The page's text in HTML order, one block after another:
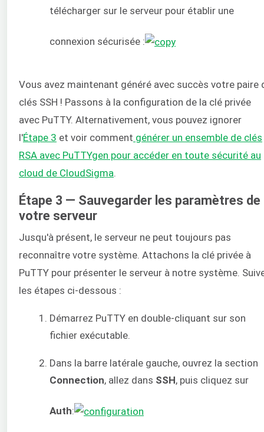
télécharger sur le serveur pour établir une
connexion sécurisée :
Vous avez maintenant généré avec succès votre paire
clés SSH ! Passons à la configuration de la clé privée
avec PuTTY. Alternativement, vous pouvez ignorer
l'Étape 3 et voir comment générer un ensemble de clés
RSA avec PuTTYgen pour accéder en toute sécurité au
cloud de CloudSigma.
Étape 3 — Sauvegarder les paramètres de
votre serveur
Jusqu'à présent, le serveur ne peut toujours pas
reconnaître votre système. Attachons la clé privée à
PuTTY pour présenter le serveur à notre système.
les étapes ci-dessous :
Démarrez PuTTY en double-cliquant sur son
fichier exécutable.
Dans la barre latérale gauche, ouvrez la section
Connection, allez dans SSH, puis cliquez sur
Auth: